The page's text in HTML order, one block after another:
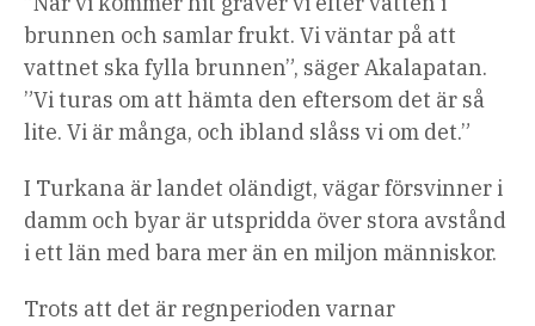
med
3
artiklar
av
listan
brunnen och samlar frukt. Vi väntar på att
vattnet ska fylla brunnen”, säger Akalapatan.
”Vi turas om att hämta den eftersom det är så
lite. Vi är många, och ibland slåss vi om det.”
I Turkana är landet oländigt, vägar försvinner i
damm och byar är utspridda över stora avstånd
i ett län med bara mer än en miljon människor.
Trots att det är regnperioden varnar